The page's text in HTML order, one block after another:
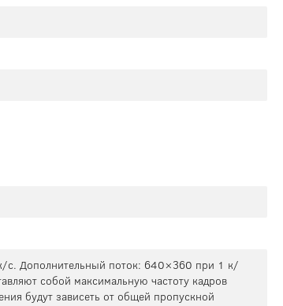
Дополнительный поток: 640×360 при 1 к/
собой максимальную частоту кадров
будут зависеть от общей пропускной